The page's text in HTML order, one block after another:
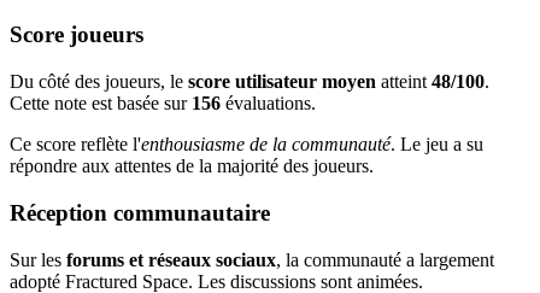
Score joueurs
Du côté des joueurs, le score utilisateur moyen atteint 48/100.
Cette note est basée sur 156 évaluations.
Ce score reflète l'enthousiasme de la communauté. Le jeu a su
répondre aux attentes de la majorité des joueurs.
Réception communautaire
Sur les forums et réseaux sociaux, la communauté a largement
adopté Fractured Space. Les discussions sont animées.